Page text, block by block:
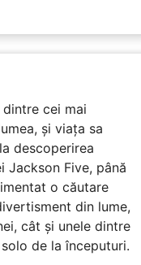
cei mai
și viața sa
descoperirea
Jackson Five, până
o căutare
din lume,
cât și unele dintre
de la începuturi.